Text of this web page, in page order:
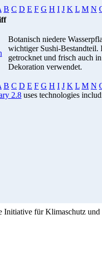
B C D E F G H I J K L M N
Botanisch niedere
wichtiger Sushi-Bestandteil.
getrocknet und frisch auch
Dekoration verwendet.
B C D E F G H I J K L M N
2.8 uses technologies
Initiative für Klimaschutz